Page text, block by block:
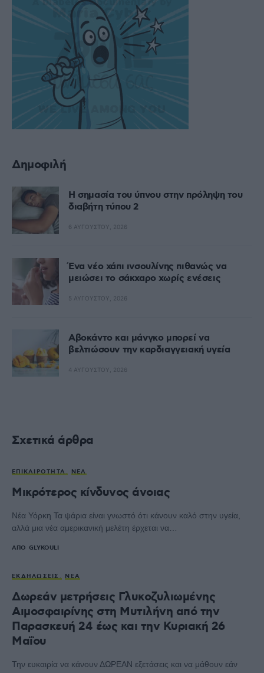
Δημοφιλή
Η σημασία του ύπνου στην πρόληψη του
διαβήτη τύπου 2
6 ΑΥΓΟΎΣΤΟΥ, 2026
Ένα νέο χάπι ινσουλίνης πιθανώς να
μειώσει το σάκχαρο χωρίς ενέσεις
5 ΑΥΓΟΎΣΤΟΥ, 2026
Αβοκάντο και μάνγκο μπορεί να
βελτιώσουν την καρδιαγγειακή υγεία
4 ΑΥΓΟΎΣΤΟΥ, 2026
Σχετικά άρθρα
ΕΠΙΚΑΙΡΌΤΗΤΑ ΝΈΑ
Μικρότερος κίνδυνος άνοιας
Νέα Υόρκη Τα ψάρια είναι γνωστό ότι κάνουν καλό στην υγεία,
αλλά μια νέα αμερικανική μελέτη έρχεται να…
ΑΠΌ GLYKOULI
ΕΚΔΗΛΏΣΕΙΣ ΝΈΑ
Δωρεάν μετρήσεις Γλυκοζυλιωμένης
Αιμοσφαιρίνης στη Μυτιλήνη από την
Παρασκευή 24 έως και την Κυριακή 26
Μαΐου
Την ευκαιρία να κάνουν ΔΩΡΕΑΝ εξετάσεις και να μάθουν εάν